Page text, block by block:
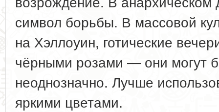
символ борьбы. В массовой
на Хэллоуин, готические
чёрными розами — они могут
неоднозначно. Лучше
яркими цветами.